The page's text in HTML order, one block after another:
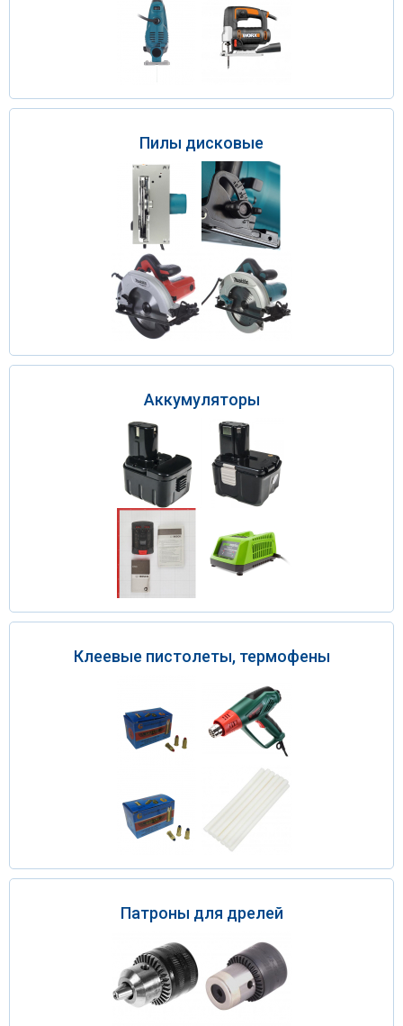
Пилы дисковые
Аккумуляторы
Клеевые пистолеты, термофены
Патроны для дрелей